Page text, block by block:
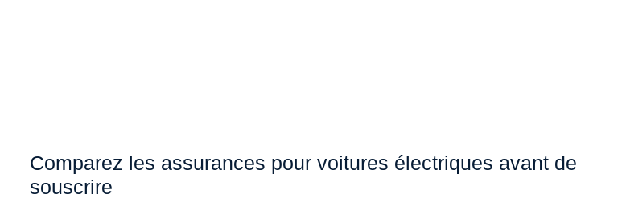
Comparez les assurances pour voitures électriques avant de
souscrire